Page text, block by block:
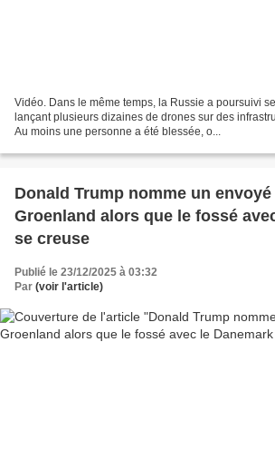
Vidéo. Dans le même temps, la Russie a poursuivi
lançant plusieurs dizaines de drones sur des
Au moins une personne a été blessée, o...
Donald Trump nomme un
Groenland alors que le fossé
se creuse
Publié le 23/12/2025 à 03:32
Par (voir l'article)